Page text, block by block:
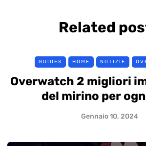
Related
GUIDES HOME NOTIZIE
Overwatch 2 migliori
del mirino per
Gennaio 10, 2024